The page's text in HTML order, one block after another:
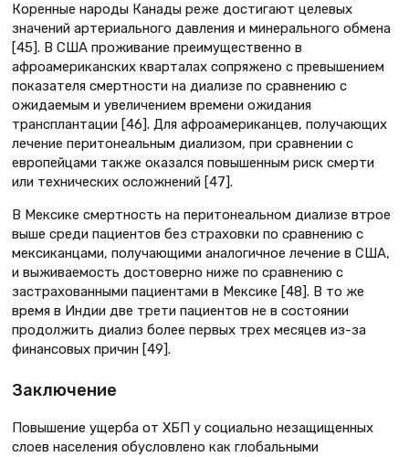
Коренные народы Канады реже достигают целевых
значений артериального давления и минерального обмена
[45]. В США проживание преимущественно в
афроамериканских кварталах сопряжено с превышением
показателя смертности на диализе по сравнению с
ожидаемым и увеличением времени ожидания
трансплантации [46]. Для афроамериканцев, получающих
лечение перитонеальным диализом, при сравнении с
европейцами также оказался повышенным риск смерти
или технических осложнений [47].
В Мексике смертность на перитонеальном диализе втрое
выше среди пациентов без страховки по сравнению с
мексиканцами, получающими аналогичное лечение в США,
и выживаемость достоверно ниже по сравнению с
застрахованными пациентами в Мексике [48]. В то же
время в Индии две трети пациентов не в состоянии
продолжить диализ более первых трех месяцев из-за
финансовых причин [49].
Заключение
Повышение ущерба от ХБП у социально незащищенных
слоев населения обусловлено как глобальными